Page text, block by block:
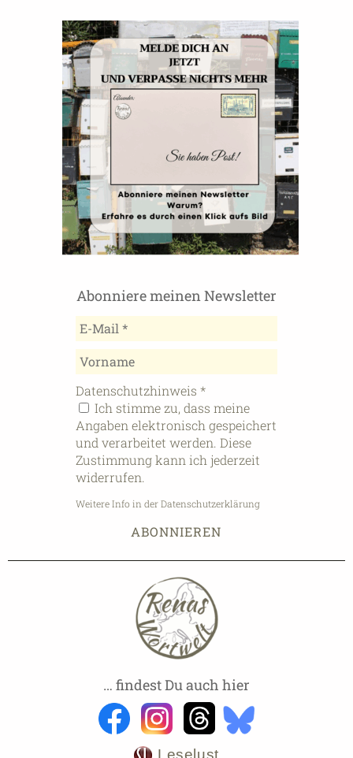
Abonniere meinen Newsletter
Datenschutzhinweis *
Ich stimme zu, dass meine
Angaben elektronisch gespeichert
und verarbeitet werden. Diese
Zustimmung kann ich jederzeit
widerrufen.
Weitere Info in der Datenschutzerklärung
… findest Du auch hier
Leselust